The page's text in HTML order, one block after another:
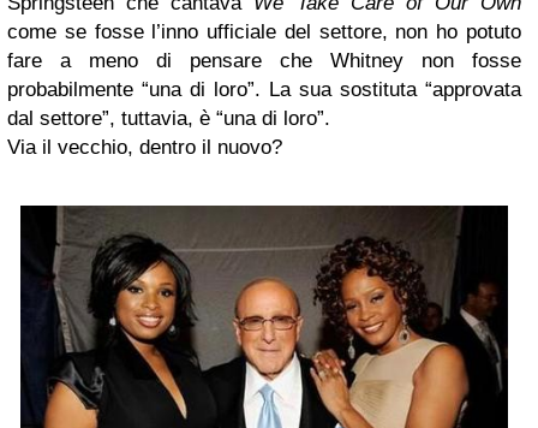
come se fosse l’inno ufficiale del settore, non ho potuto
fare a meno di pensare che Whitney non fosse
probabilmente “una di loro”. La sua sostituta “approvata
dal settore”, tuttavia, è “una di loro”.
Via il vecchio, dentro il nuovo?